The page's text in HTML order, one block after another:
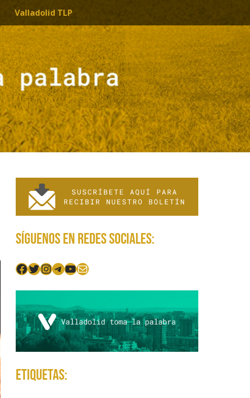
Valladolid TLP
Síguenos en redes sociales:
Facebook
Twitter
Instagram
Telegram
YouTube
Mail
Etiquetas: